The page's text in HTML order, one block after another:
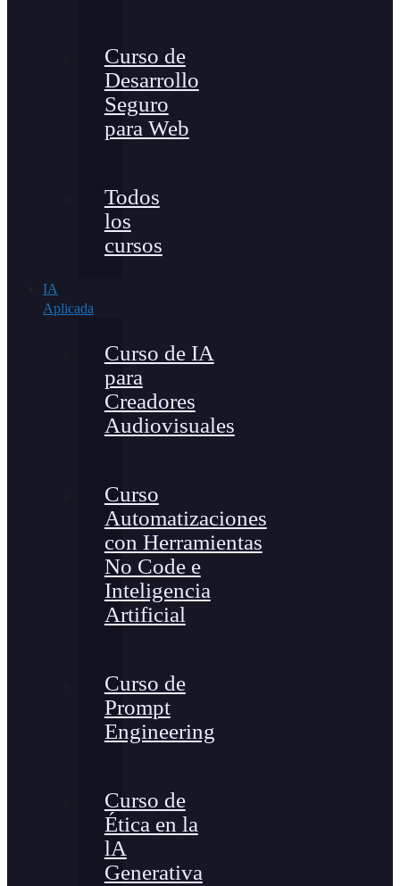
Curso de
Desarrollo
Seguro
para Web
Todos
los
cursos
IA
Aplicada
Curso de IA
para
Creadores
Audiovisuales
Curso
Automatizaciones
con Herramientas
No Code e
Inteligencia
Artificial
Curso de
Prompt
Engineering
Curso de
Ética en la
lA
Generativa